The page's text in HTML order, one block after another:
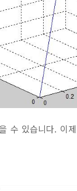
수 있습니다. 이